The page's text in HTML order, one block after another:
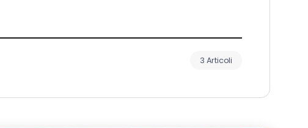
3 Articoli